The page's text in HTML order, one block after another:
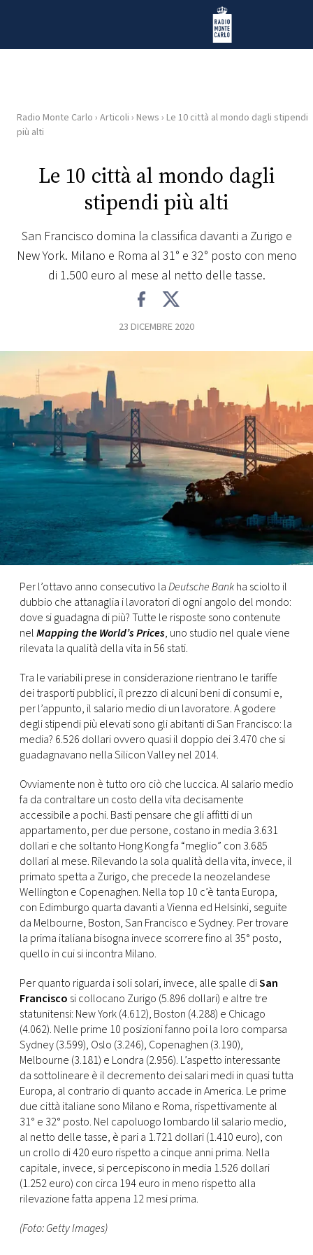
Radio Monte Carlo
HOME
RADIO
PLAYLIST
CONCORSI
EVENTI
VIDEO
PRINCIPATO
DI
RMC
CONSIGLIA
Radio Monte Carlo › Articoli › News › Le 10 città al mondo dagli stipendi
più alti
Le 10 città al mondo dagli
stipendi più alti
San Francisco domina la classifica davanti a Zurigo e
New York. Milano e Roma al 31° e 32° posto con meno
di 1.500 euro al mese al netto delle tasse.
23 DICEMBRE 2020
Per l’ottavo anno consecutivo laDeutsche Bankha sciolto il
dubbio che attanaglia i lavoratori di ogni angolo del mondo:
dove si guadagna di più? Tutte le risposte sono contenute
nelMapping the World’s Prices, uno studio nel quale viene
rilevata la qualità della vita in 56 stati.
Tra le variabili prese in considerazione rientrano le tariffe
dei trasporti pubblici, il prezzo di alcuni beni di consumi e,
per l’appunto, il salario medio di un lavoratore. A godere
degli stipendi più elevati sono gli abitanti di San Francisco: la
media? 6.526 dollari ovvero quasi il doppio dei 3.470 che si
guadagnavano nella Silicon Valley nel 2014.
Ovviamente non è tutto oro ciò che luccica. Al salario medio
fa da contraltare un costo della vita decisamente
accessibile a pochi. Basti pensare che gli affitti di un
appartamento, per due persone, costano in media 3.631
dollari e che soltanto Hong Kong fa “meglio” con 3.685
dollari al mese. Rilevando la sola qualità della vita, invece, il
primato spetta a Zurigo, che precede la neozelandese
Wellington e Copenaghen. Nella top 10 c’è tanta Europa,
con Edimburgo quarta davanti a Vienna ed Helsinki, seguite
da Melbourne, Boston, San Francisco e Sydney. Per trovare
la prima italiana bisogna invece scorrere fino al 35° posto,
quello in cui si incontra Milano.
Per quanto riguarda i soli solari, invece, alle spalle diSan
Francisco si collocano Zurigo (5.896 dollari) e altre tre
statunitensi: New York (4.612), Boston (4.288) e Chicago
(4.062). Nelle prime 10 posizioni fanno poi la loro comparsa
Sydney (3.599), Oslo (3.246), Copenaghen (3.190),
Melbourne (3.181) e Londra (2.956). L’aspetto interessante
da sottolineare è il decremento dei salari medi in quasi tutta
Europa, al contrario di quanto accade in America. Le prime
due città italiane sono Milano e Roma, rispettivamente al
31° e 32° posto. Nel capoluogo lombardo lil salario medio,
al netto delle tasse, è pari a 1.721 dollari (1.410 euro), con
un crollo di 420 euro rispetto a cinque anni prima. Nella
capitale, invece, si percepiscono in media 1.526 dollari
(1.252 euro) con circa 194 euro in meno rispetto alla
rilevazione fatta appena 12 mesi prima.
(Foto: Getty Images)